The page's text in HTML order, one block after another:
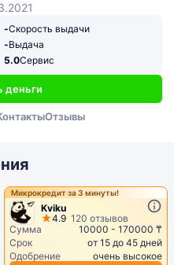
-Скорость выдачи
-Выдача
5.0Сервис
деньги
Отзывы
Микрокредит за 3 минуты!
Kviku
4.9 120 отзывов
Сумма
10000 - 170000 ₸
Срок
от 15 до 45 дней
Одобрение
очень высокое